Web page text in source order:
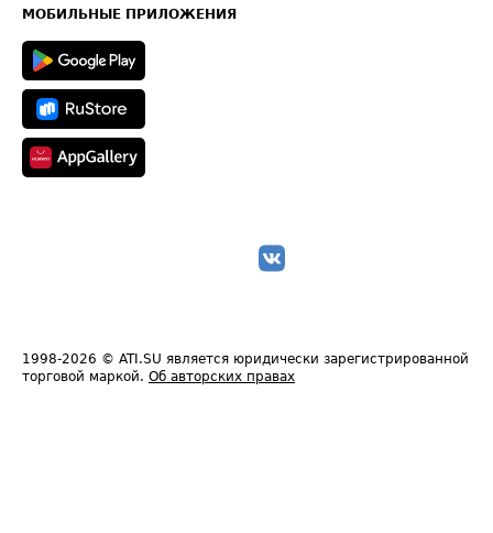
Техническая информация
МОБИЛЬНЫЕ ПРИЛОЖЕНИЯ
1998-2026 © ATI.SU является юридически зарегистрированной
торговой маркой. Об авторских правах